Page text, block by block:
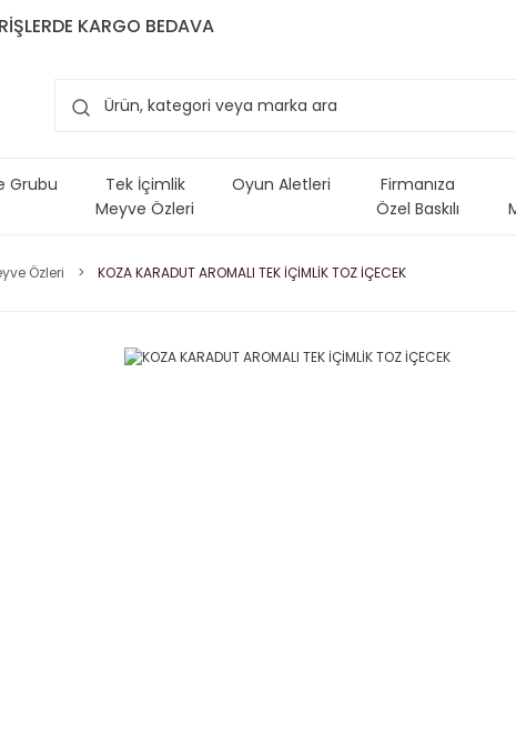
KARGO BEDAVA
Grubu
Tek İçimlik
Meyve Özleri
Oyun Aletleri
Firmanıza
Özel Baskılı
Özleri KOZA KARADUT AROMALI TEK İÇİMLİK TOZ İÇECEK